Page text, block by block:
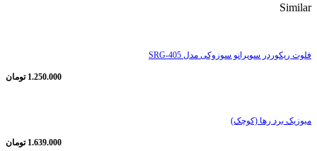
Similar
فلوت ریکوردر سوپرانو سوزوکی مدل SRG-405
1.250.000 تومان
میوزیک برد رها (کوچک)
1.639.000 تومان